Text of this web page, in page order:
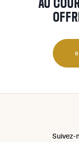
AU
Suivez-